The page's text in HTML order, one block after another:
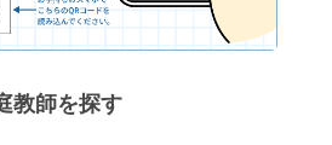
教師を探す